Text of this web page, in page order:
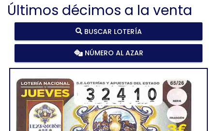
Últimos décimos a la venta
BUSCAR LOTERÍA
NÚMERO AL AZAR